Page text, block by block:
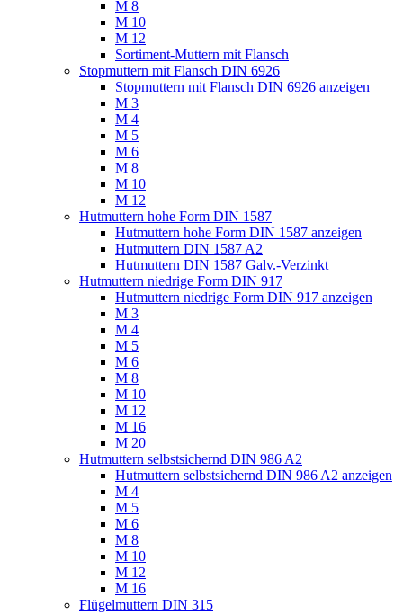
M 8
M 10
M 12
Sortiment-Muttern mit Flansch
Stopmuttern mit Flansch DIN 6926
Stopmuttern mit Flansch DIN 6926 anzeigen
M 3
M 4
M 5
M 6
M 8
M 10
M 12
Hutmuttern hohe Form DIN 1587
Hutmuttern hohe Form DIN 1587 anzeigen
Hutmuttern DIN 1587 A2
Hutmuttern DIN 1587 Galv.-Verzinkt
Hutmuttern niedrige Form DIN 917
Hutmuttern niedrige Form DIN 917 anzeigen
M 3
M 4
M 5
M 6
M 8
M 10
M 12
M 16
M 20
Hutmuttern selbstsichernd DIN 986 A2
Hutmuttern selbstsichernd DIN 986 A2 anzeigen
M 4
M 5
M 6
M 8
M 10
M 12
M 16
Flügelmuttern DIN 315